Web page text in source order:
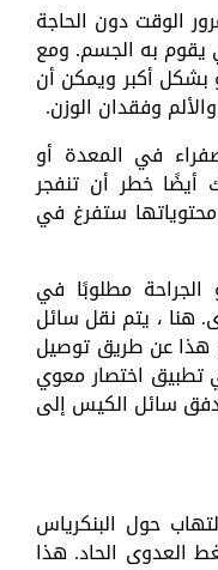
الوقت دون الحاجة
يقوم به الجسم. ومع
بشكل أكبر ويمكن أن
وفقدان الوزن.
في المعدة أو
أيضًا خطر أن تنفجر
ستفرغ في
الجراحة مطلوبًا في
هنا ، يتم نقل سائل
هذا عن طريق توصيل
تطبيق اختصار معوي
سائل الكيس إلى
حول البنكرياس
العدوى الحاد. هذا